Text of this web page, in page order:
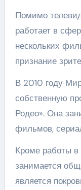
Помимо
работает в
нескольких
признание
В 2010 году
собственную
Родео». Она
фильмов,
Кроме работы
занимается
является